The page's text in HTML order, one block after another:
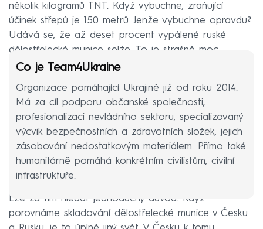
několik kilogramů TNT. Když vybuchne, zraňující
účinek střepů je 150 metrů. Jenže vybuchne opravdu?
Udává se, že až deset procent vypálené ruské
dělostřelecké munice selže. To je strašně moc.
Co je Team4Ukraine
Organizace pomáhající Ukrajině již od roku 2014.
Má za cíl podporu občanské společnosti,
profesionalizaci nevládního sektoru, specializovaný
výcvik bezpečnostních a zdravotních složek, jejich
zásobování nedostatkovým materiálem. Přímo také
humanitárně pomáhá konkrétním civilistům, civilní
infrastruktuře.
Lze za tím hledat jednoduchý důvod: Když
porovnáme skladování dělostřelecké munice v Česku